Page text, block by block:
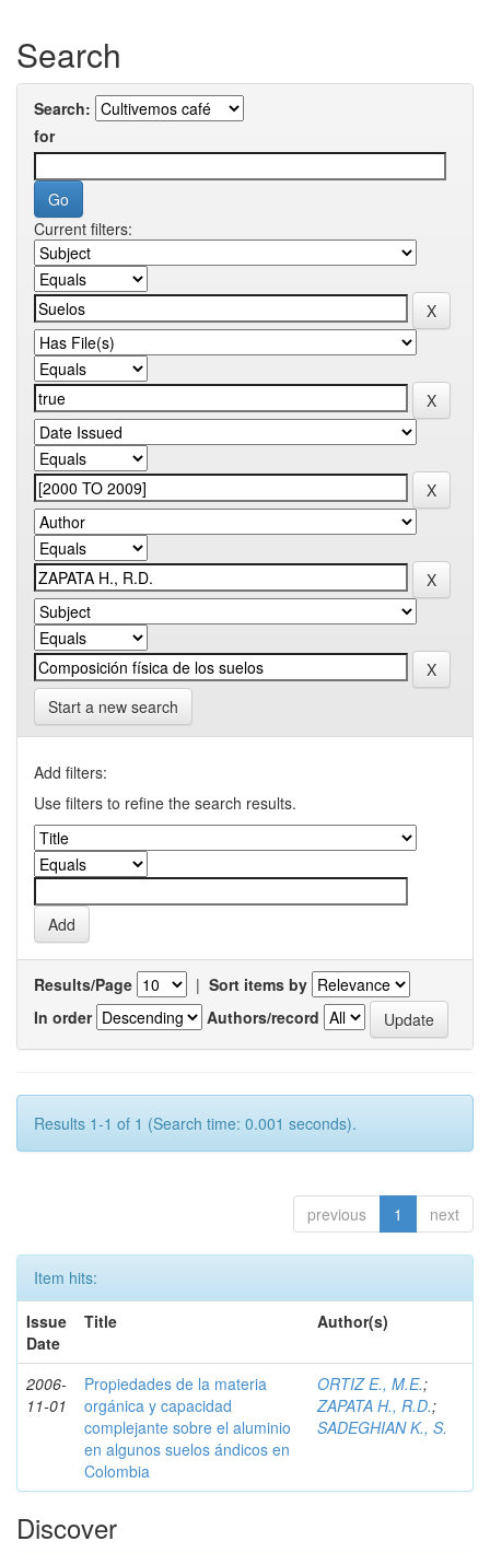
Search
Search:
for
Current filters:
Start a new search
Add filters:
Use filters to refine the search results.
Results/Page | Sort items by
In order
Authors/record
Results 1-1 of 1 (Search time: 0.001 seconds).
previous 1 next
Item hits:
Issue
Date
Title Author(s)
2006-
11-01
Propiedades de la materia
orgánica y capacidad
complejante sobre el aluminio
en algunos suelos ándicos en
Colombia
ORTIZ E., M.E.;
ZAPATA H., R.D.;
SADEGHIAN K., S.
Discover